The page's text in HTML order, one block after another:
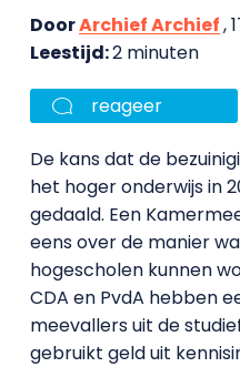
DoorArchief Archief,
Leestijd:2 minuten
reageer
De kans dat de
het hoger onderwijs in
gedaald. Een
eens over de manier
hogescholen kunnen
CDA en PvdA hebben
meevallers uit de
gebruikt geld uit